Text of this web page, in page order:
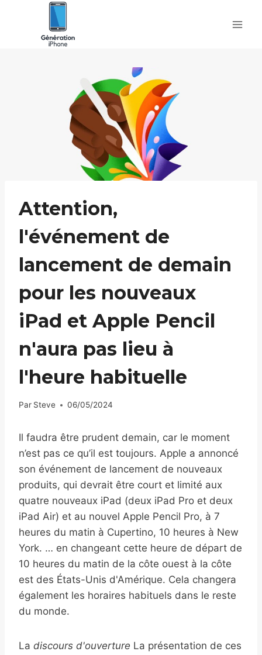
Attention,
l'événement de
lancement de demain
pour les nouveaux
iPad et Apple Pencil
n'aura pas lieu à
l'heure habituelle
Par Steve 06/05/2024
Il faudra être prudent demain, car le moment
n’est pas ce qu’il est toujours. Apple a annoncé
son événement de lancement de nouveaux
produits, qui devrait être court et limité aux
quatre nouveaux iPad (deux iPad Pro et deux
iPad Air) et au nouvel Apple Pencil Pro, à 7
heures du matin à Cupertino, 10 heures à New
York. … en changeant cette heure de départ de
10 heures du matin de la côte ouest à la côte
est des États-Unis d'Amérique. Cela changera
également les horaires habituels dans le reste
du monde.
La discours d'ouverture La présentation de ces